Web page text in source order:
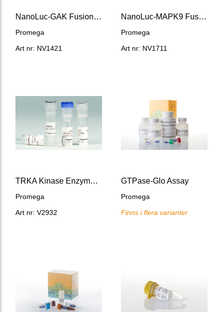
NanoLuc-GAK Fusion Vector
Promega
Art nr: NV1421
NanoLuc-MAPK9 Fusion Vector
Promega
Art nr: NV1711
TRKA Kinase Enzyme System
Promega
Art nr: V2932
GTPase-Glo Assay
Promega
Finns i flera varianter